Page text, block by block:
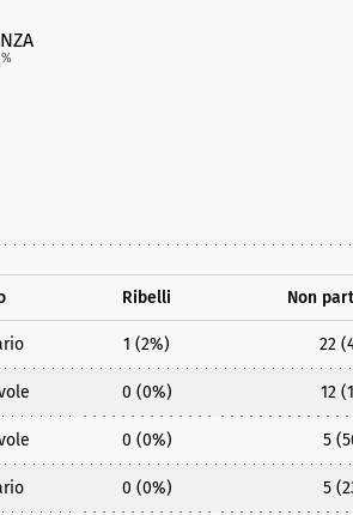
%
Ribelli Non
1 (2%) 22
0 (0%) 12
0 (0%) 5
0 (0%) 5